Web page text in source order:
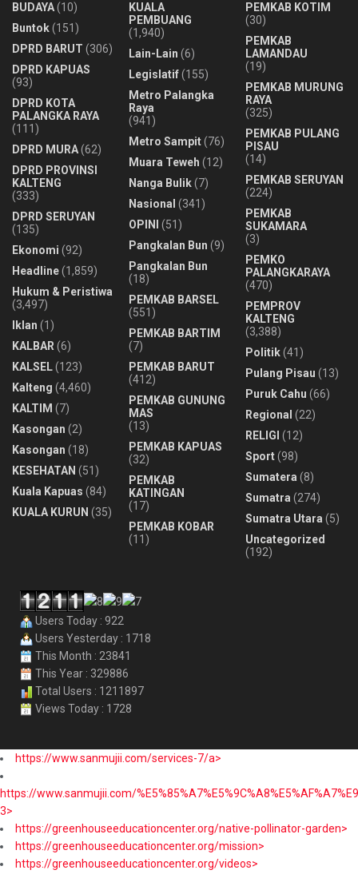
BUDAYA(10)
Buntok(151)
DPRD BARUT (306)
DPRD KAPUAS
(93)
DPRD KOTA
PALANGKA RAYA
(111)
DPRD MURA(62)
DPRD PROVINSI
KALTENG
(333)
DPRD SERUYAN
(135)
Ekonomi (92)
Headline(1,859)
Hukum & Peristiwa
(3,497)
Iklan (1)
KALBAR (6)
KALSEL(123)
Kalteng (4,460)
KALTIM (7)
Kasongan (2)
Kasongan (18)
KESEHATAN (51)
Kuala Kapuas (84)
KUALA KURUN (35)
KUALA
PEMBUANG
(1,940)
Lain-Lain (6)
Legislatif(155)
Metro Palangka
Raya
(941)
Metro Sampit(76)
Muara Teweh (12)
Nanga Bulik(7)
Nasional (341)
OPINI
(51)
Pangkalan Bun (9)
Pangkalan Bun
(18)
PEMKAB BARSEL
(551)
PEMKAB BARTIM
(7)
PEMKAB BARUT
(412)
PEMKAB GUNUNG
MAS
(13)
PEMKAB KAPUAS
(32)
PEMKAB
KATINGAN
(17)
PEMKAB KOBAR
(11)
PEMKAB KOTIM
(30)
PEMKAB
LAMANDAU
(19)
PEMKAB MURUNG
RAYA
(325)
PEMKAB PULANG
PISAU
(14)
PEMKAB SERUYAN
(224)
PEMKAB
SUKAMARA
(3)
PEMKO
PALANGKARAYA
(470)
PEMPROV
KALTENG
(3,388)
Politik(41)
Pulang Pisau (13)
Puruk Cahu (66)
Regional (22)
RELIGI (12)
Sport(98)
Sumatera (8)
Sumatra (274)
Sumatra Utara (5)
Uncategorized
(192)
Users Today : 922
Users Yesterday : 1718
This Month : 23841
This Year : 329886
Total Users : 1211897
Views Today : 1728
https://www.sanmujii.com/services-7/a>
https://www.sanmujii.com/
3>
https://greenhouseeducationcenter.org/native-pollinator-garden>
https://greenhouseeducationcenter.org/mission>
https://greenhouseeducationcenter.org/videos>